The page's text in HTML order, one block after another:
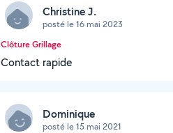
Christine J.
posté le 16 mai 2023
Clôture Grillage
Contact rapide
Dominique
posté le 15 mai 2021